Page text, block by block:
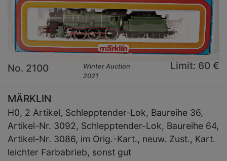
No. 2100
Winter Auction
2021
Limit: 60 €
MÄRKLIN
H0, 2 Artikel, Schlepptender-Lok, Baureihe 36,
Artikel-Nr. 3092, Schlepptender-Lok, Baureihe 64,
Artikel-Nr. 3086, im Orig.-Kart., neuw. Zust., Kart.
leichter Farbabrieb, sonst gut